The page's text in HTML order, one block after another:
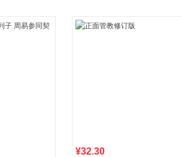
¥32.30